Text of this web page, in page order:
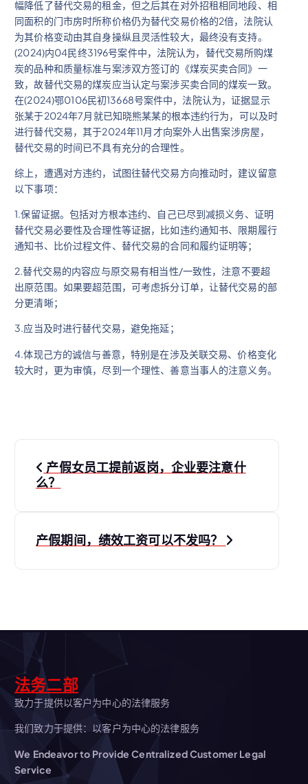
幅降低了替代交易的租金，但之后其在对外招租相同地段、相
同面积的门市房时所称价格仍为替代交易价格的2倍，法院认
为其价格变动由其自身操纵且灵活性较大，最终没有支持。
(2024)内04民终3196号案件中，法院认为，替代交易所购煤
炭的品种和质量标准与案涉双方签订的《煤炭买卖合同》一
致，故替代交易的煤炭应当认定与案涉买卖合同的煤炭一致。
在(2024)鄂0106民初13668号案件中，法院认为，证据显示
张某于2024年7月就已知晓熊某某的根本违约行为，可以及时
进行替代交易，其于2024年11月才向案外人出售案涉房屋，
替代交易的时间已不具有充分的合理性。
综上，遭遇对方违约，试图往替代交易方向推动时，建议留意
以下事项：
1.保留证据。包括对方根本违约、自己已尽到减损义务、证明
替代交易必要性及合理性等证据，比如违约通知书、限期履行
通知书、比价过程文件、替代交易的合同和履约证明等；
2.替代交易的内容应与原交易有相当性/一致性，注意不要超
出原范围。如果要超范围，可考虑拆分订单，让替代交易的部
分更清晰；
3.应当及时进行替代交易，避免拖延；
4.体现己方的诚信与善意，特别是在涉及关联交易、价格变化
较大时，更为审慎，尽到一个理性、善意当事人的注意义务。
文
章
航
产假女员工提前返岗，企业要注意什
么？
产假期间，绩效工资可以不发吗？
法务二部
致力于提供以客户为中心的法律服务
我们致力于提供：以客户为中心的法律服务
We Endeavor to Provide Centralized Customer Legal
Service